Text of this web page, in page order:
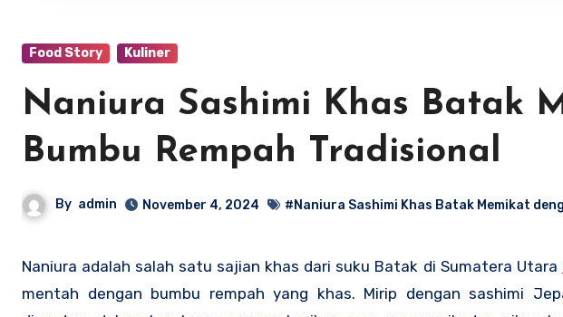
Food Story Kuliner
Naniura Sashimi Khas Batak
Bumbu Rempah Tradisional
By admin November 4, 2024 #Naniura Sashimi Khas Batak Memikat
Naniura adalah salah satu sajian khas dari suku Batak di Sumatera Utara
mentah dengan bumbu rempah yang khas. Mirip dengan sashimi